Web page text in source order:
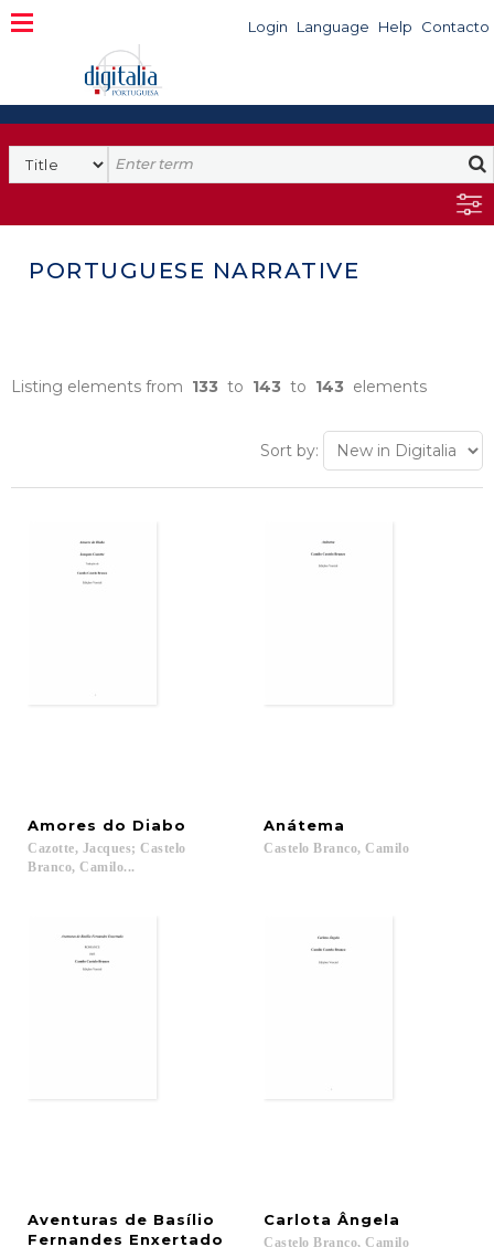
Login Language Help Contacto
PORTUGUESE NARRATIVE
Listing elements from 133 to 143 to 143 elements
Sort by:
Amores do Diabo
Cazotte, Jacques; Castelo
Branco, Camilo...
Anátema
Castelo Branco, Camilo
Aventuras de Basílio
Fernandes Enxertado
Carlota Ângela
Castelo Branco, Camilo